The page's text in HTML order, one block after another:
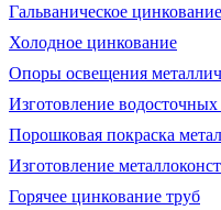
Гальваническое
Холодное цинкование
Опоры освещения
Изготовление водосточных
Порошковая покраска
Изготовление
Горячее цинкование труб